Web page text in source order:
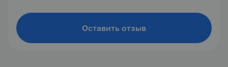
Оставить отзыв